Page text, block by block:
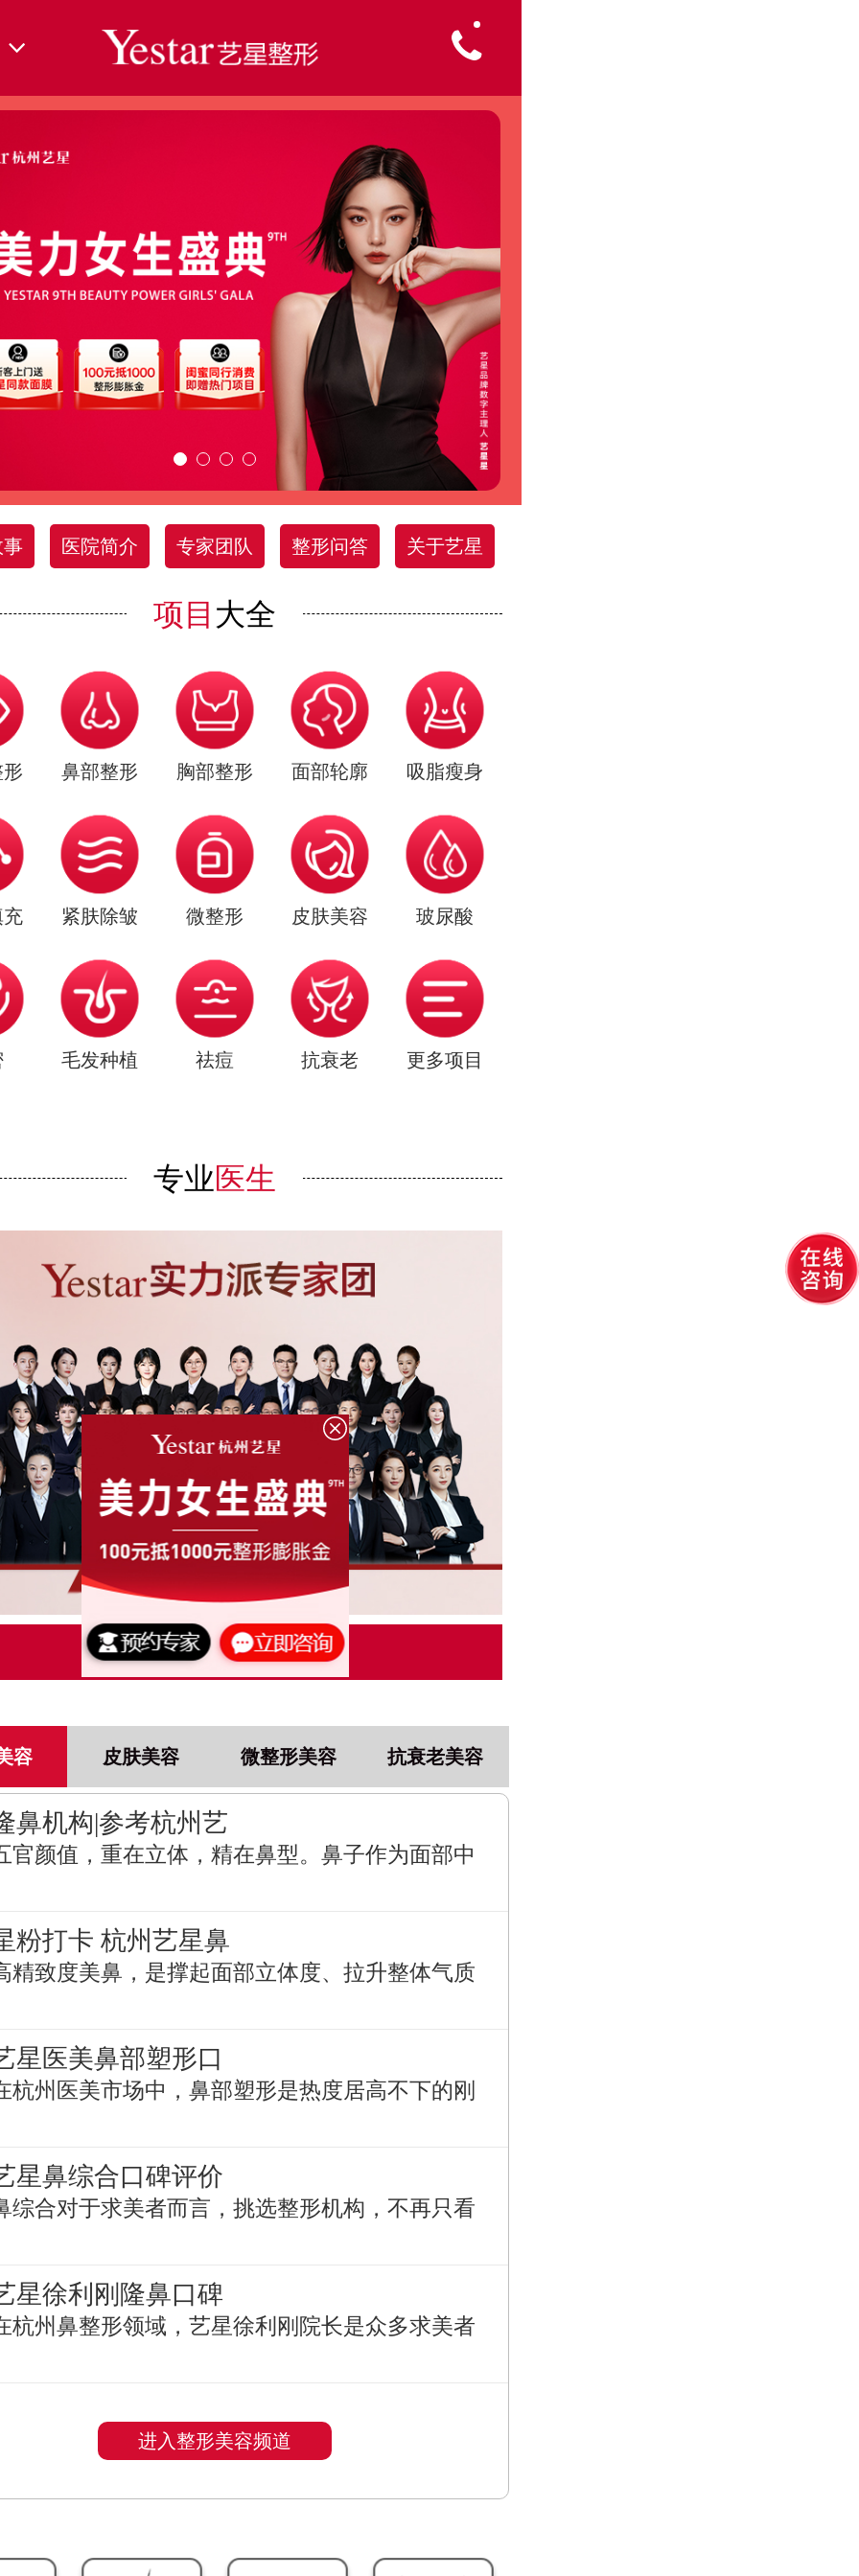
事 医院简介 专家团队 整形问答 关于艺星
项目 大全
鼻部整形 胸部整形 面部轮廓 吸脂瘦身
充 紧肤除皱 微整形 皮肤美容 玻尿酸
毛发种植 祛痘 抗衰老 更多项目
专业医生
点击了解更多
容 皮肤美容 微整形美容 抗衰老美容
鼻机构|参考杭州艺
官颜值，重在立体，精在鼻型。鼻子作为面部中
粉打卡 杭州艺星鼻
精致度美鼻，是撑起面部立体度、拉升整体气质
星医美鼻部塑形口
杭州医美市场中，鼻部塑形是热度居高不下的刚
星鼻综合口碑评价
综合对于求美者而言，挑选整形机构，不再只看
星徐利刚隆鼻口碑
杭州鼻整形领域，艺星徐利刚院长是众多求美者
进入整形美容频道